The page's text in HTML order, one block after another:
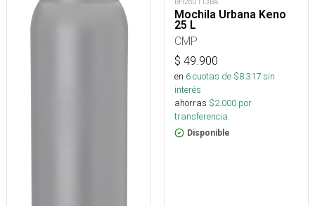
BH260113BA
Mochila Urbana Keno
25 L
CMP
$ 49.900
en 6cuotas de $8.317sin
interés
ahorras $2.000 por
transferencia.
Disponible